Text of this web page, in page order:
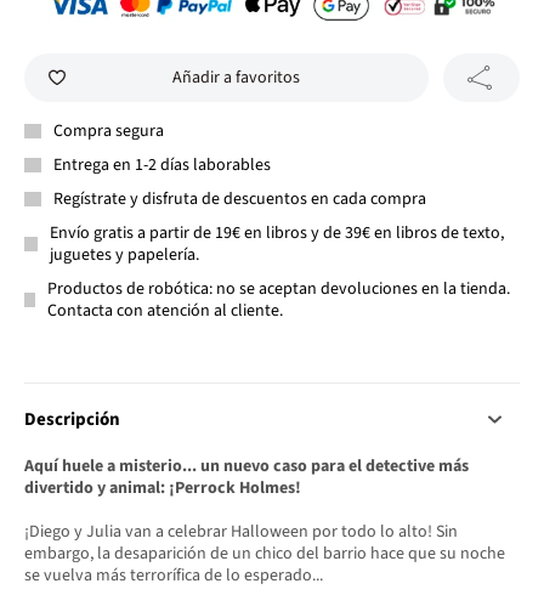
Añadir a favoritos
Compra segura
Entrega en 1-2 días laborables
Regístrate y disfruta de descuentos en cada compra
Envío gratis a partir de 19€ en libros y de 39€ en libros de texto,
juguetes y papelería.
Productos de robótica: no se aceptan devoluciones en la tienda.
Contacta con atención al cliente.
Descripción
Aquí huele a misterio... un nuevo caso para el detective más
divertido y animal: ¡Perrock Holmes!
¡Diego y Julia van a celebrar Halloween por todo lo alto! Sin
embargo, la desaparición de un chico del barrio hace que su noche
se vuelva más terrorífica de lo esperado...